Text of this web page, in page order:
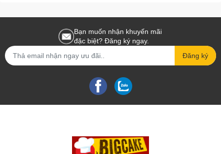
Bạn muốn nhận khuyến mãi
đặc biệt? Đăng ký ngay.
Đăng ký